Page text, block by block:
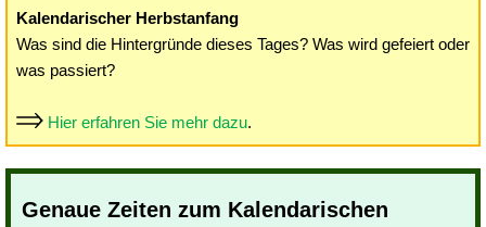
Kalendarischer Herbstanfang
Was sind die Hintergründe dieses Tages? Was wird gefeiert oder
was passiert?
Hier erfahren Sie mehr dazu.
Genaue Zeiten zum Kalendarischen